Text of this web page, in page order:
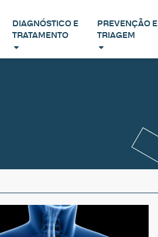
DIAGNÓSTICO E
TRATAMENTO
PREVENÇÃO E
TRIAGEM